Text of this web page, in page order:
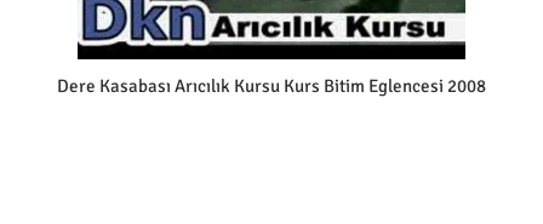
Dere Kasabası Arıcılık Kursu Kurs Bitim Eglencesi 2008